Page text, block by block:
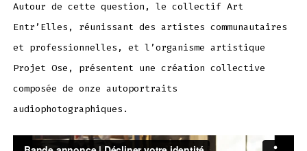
Autour de cette question, le collectif Art
Entr’Elles, réunissant des artistes communautaires
et professionnelles, et l’organisme artistique
Projet Ose, présentent une création collective
composée de onze autoportraits
audiophotographiques.